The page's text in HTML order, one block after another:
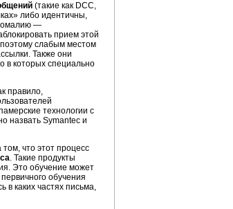
(такие как DCC,
либо идентичны,
—
прием этой
слабым местом
Также они
в которых специально
правило,
технологии с
назвать Symantec и
что этот процесс
. Такие продукты
Это обучение может
обучения
в каких частях письма,